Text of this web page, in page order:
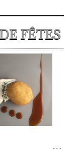
FÊTES